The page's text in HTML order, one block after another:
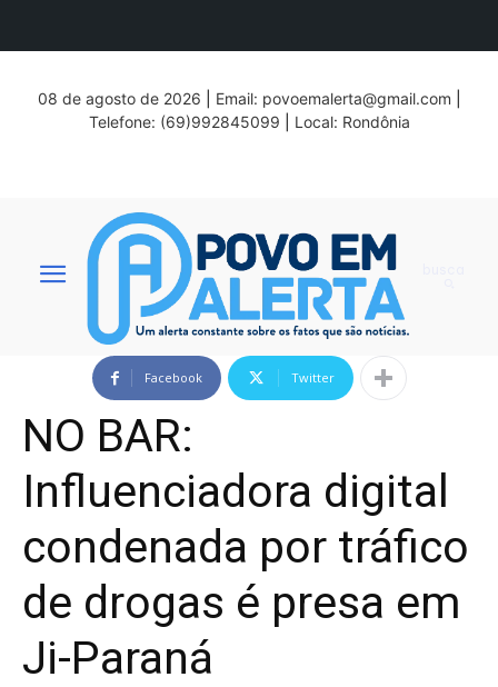
08 de agosto de 2026 Email: povoemalerta@gmail.com
Telefone: (69)992845099
Local: Rondônia
Facebook Twitter
NO BAR:
Influenciadora digital
condenada por tráfico
de drogas é presa em
Ji-Paraná